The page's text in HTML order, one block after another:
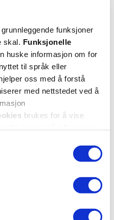
funksjoner
skal. Funksjonelle
huske informasjon om for
til språk eller
oss med å forstå
med nettstedet ved å
brukes for å vise
den skal🦷💪🏻